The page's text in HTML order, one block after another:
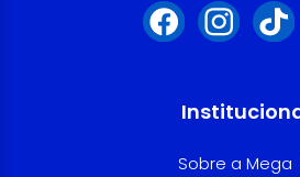
Sobre a Mega